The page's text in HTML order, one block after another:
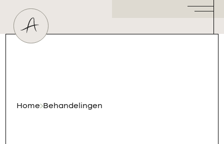
Huidtherapeut
Home Behandelingen